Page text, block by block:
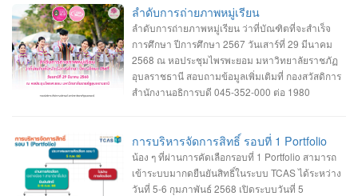
ศึกษา(เปิดเทอม) ในช่วงเดือนมิถุนายน 2568
หลักสูตรวิศวกรรมซอฟต์แวร์ หลักสูตรเทคโนโลยีมีลติมีเดียและแอนิเมชัน ราย
ละเอียดสาขาวิชา เกณฑ์คุณสมบัติของสาขาวิชา และรายละเอียดการรับสมัคร -----
-------------- สอบถามข้อมูลเพิ่มเติม งานรับเข้าศึกษา ฯ อาคารเรียนและปฏิบัติการ
ชั้น 2 045-352-000 ต่อ 2143 , 2147 หรือ 2144
ลำดับการถ่ายภาพหมู่เรียน
ลำดับการถ่ายภาพหมู่เรียน ว่าที่บัณฑิตที่จะสำเร็จ
การศึกษา ปีการศึกษา 2567 วันเสาร์ที่ 29 มีนาคม
2568 ณ หอประชุมไพรพะยอม มหาวิทยาลัยราชภัฏ
อุบลราชธานี สอบถามข้อมูลเพิ่มเติมที่ กองสวัสดิการ
สำนักงานอธิการบดี 045-352-000 ต่อ 1980
การบริหารจัดการสิทธิ์ รอบที่ 1 Portfolio
น้อง ๆ ที่ผ่านการคัดเลือกรอบที่ 1 Portfolio สามารถ
เข้าระบบมากดยืนยันสิทธิ์ในระบบ TCAS ได้ระหว่าง
วันที่ 5-6 กุมภาพันธ์ 2568 เปิดระบบวันที่ 5